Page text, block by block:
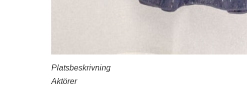
Platsbeskrivning
Aktörer